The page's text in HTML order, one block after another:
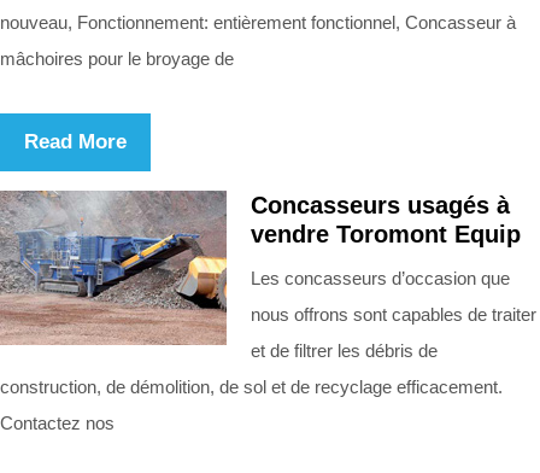
nouveau, Fonctionnement: entièrement fonctionnel, Concasseur à
mâchoires pour le broyage de
Read More
Concasseurs usagés à
vendre Toromont Equip
Les concasseurs d’occasion que
nous offrons sont capables de traiter
et de filtrer les débris de
construction, de démolition, de sol et de recyclage efficacement.
Contactez nos